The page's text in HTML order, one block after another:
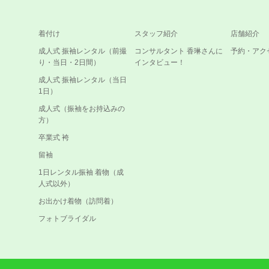
着付け
成人式 振袖レンタル（前撮
り・当日・2日間）
成人式 振袖レンタル（当日
1日）
成人式（振袖をお持込みの
方）
卒業式 袴
留袖
1日レンタル振袖 着物（成
人式以外）
お出かけ着物（訪問着）
フォトブライダル
スタッフ紹介
コンサルタント 香琳さんに
インタビュー！
店舗紹介
予約・アク